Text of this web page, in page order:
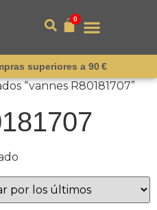
0
superiores a 90 €
“vannes R80181707”